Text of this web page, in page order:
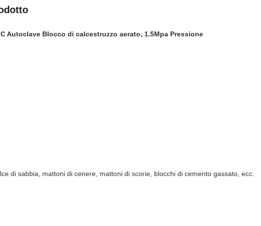
Autoclave Blocco di calcestruzzo aerato, 1.5Mpa Pressione
di sabbia, mattoni di cenere, mattoni di scorie, blocchi di cemento gassato, ecc.